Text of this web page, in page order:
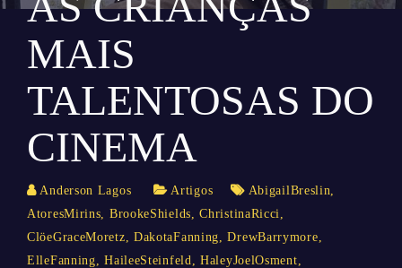
MAIS
TALENTOSAS DO
CINEMA
Anderson Lagos Artigos AbigailBreslin,
AtoresMirins, BrookeShields,ChristinaRicci,
ClöeGraceMoretz, DakotaFanning,DrewBarrymore,
ElleFanning,HaileeSteinfeld,HaleyJoelOsment,